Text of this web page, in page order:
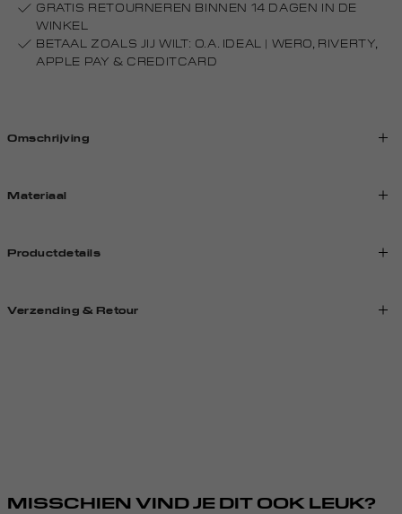
GRATIS RETOURNEREN BINNEN 14 DAGEN IN DE
WINKEL
BETAAL ZOALS JIJ WILT: O.A. IDEAL | WERO, RIVERTY,
APPLE PAY & CREDITCARD
Omschrijving
Materiaal
Productdetails
Verzending & Retour
MISSCHIEN VIND JE DIT OOK LEUK?